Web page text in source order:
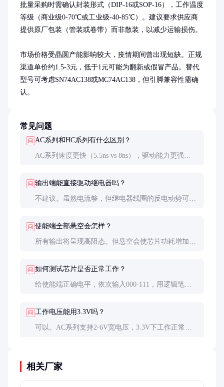
批量采购时需确认封装形式（DIP-16或SOP-16），工作温度
等级（商业级0-70℃或工业级-40-85℃）。建议要求供应商
提供原厂包装（管装或卷带）而非散装，以减少运输损伤。
市场价格受晶圆产能影响较大，疫情期间曾出现短缺。正规
渠道单价约1.5-3元，低于1元可能为翻新或假冒产品。替代
型号可考虑SN74AC138或MC74AC138，但引脚兼容性需确
认。
常见问题
问 AC系列和HC系列有什么区别？
AC系列速度更快（5.5ns vs 8ns），驱动能力更强
问 输出端能直接驱动继电器吗？
不建议。虽然电流够，但继电器线圈的反电动势可能
问 使能端全部悬空会怎样？
所有输出将呈现高阻态。但悬空会使芯片功耗增加，
问 如何测试芯片是否正常工作？
给使能端正确电平，依次输入000-111，用逻辑笔或
问 工作电压能用3.3V吗？
可以。AC系列支持2-6V宽电压，3.3V下工作正常，
相关厂家